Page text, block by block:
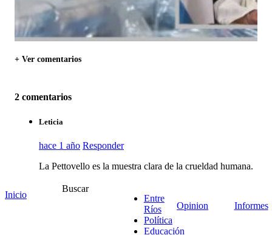
+ Ver comentarios
2 comentarios
Leticia
hace 1 año Responder
La Pettovello es la muestra clara de la crueldad humana.
Por tanta crueldad!!! ¡¡¡Cuántos niños y niñas argentinos
hoy van a llevar su cuadernito en una bolsa de plástico
porque Pettovello no les quiso repartir las mochilas que
el gobierno PERONISTA, les había comprado y que por
capricho, no las repartieron!!!Yo creo en la justicia
Inicio
Buscar
Entre
Ríos
Política
Educación
Opinion Informes